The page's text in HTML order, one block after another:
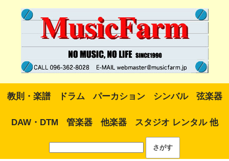
教則・楽譜 ドラム パーカション シンバル 弦楽器
DAW・DTM 管楽器 他楽器 スタジオ レンタル 他